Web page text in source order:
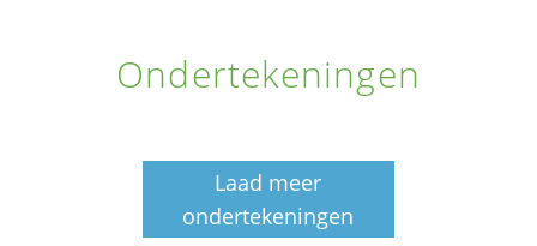
Ondertekeningen
Laad meer
ondertekeningen